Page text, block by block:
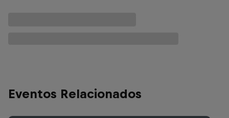
Eventos Relacionados